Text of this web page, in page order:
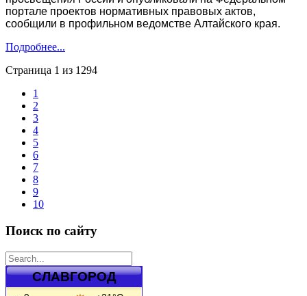
портале проектов нормативных правовых актов,
сообщили в профильном ведомстве Алтайского края.
Подробнее...
Страница 1 из 1294
1
2
3
4
5
6
7
8
9
10
Поиск по сайту
СЛАВГОРОД